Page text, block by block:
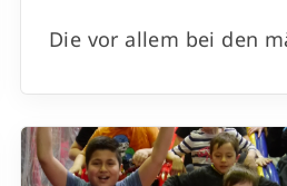
Die vor allem bei den